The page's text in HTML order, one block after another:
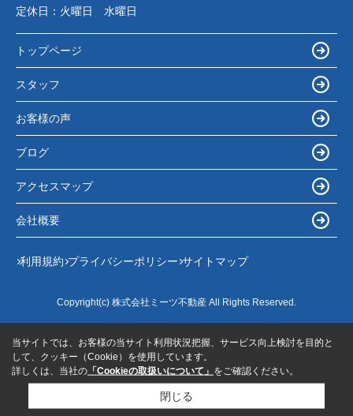
定休日： 火曜日 水曜日
トップページ
スタッフ
お客様の声
ブログ
アクセスマップ
会社概要
利用規約 プライバシーポリシー サイトマップ
Copyright(c) 株式会社ミーツ不動産 All Rights Reserved.
当サイトでは、お客様の当サイト利用状況把握、サービス向上検討を目的と
して、クッキー（Cookie）を使用しています。
詳しくは、当社の 「Cookieの取扱いについて」 をご確認ください。
閉じる